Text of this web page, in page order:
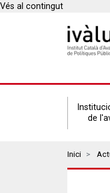
Vés al contingut
de
Inici